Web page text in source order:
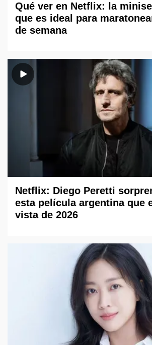
Qué ver en Netflix: la
que es ideal para
de semana
Netflix: Diego Peretti
esta película argentina que
vista de 2026